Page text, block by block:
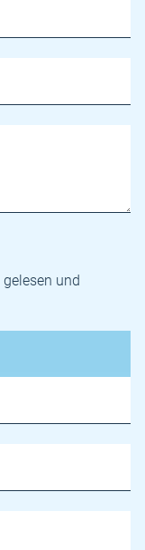
gelesen und